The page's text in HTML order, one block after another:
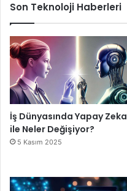
Son Teknoloji Haberleri
İş Dünyasında Yapay Zeka
ile Neler Değişiyor?
5 Kasım 2025